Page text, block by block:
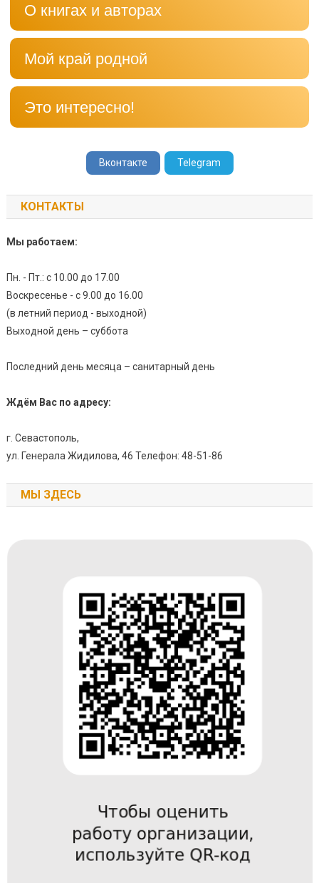
О книгах и авторах
Мой край родной
Это интересно!
Вконтакте Telegram
КОНТАКТЫ
Мы работаем:
Пн. - Пт.: с 10.00 до 17.00
Воскресенье - с 9.00 до 16.00
(в летний период - выходной)
Выходной день – суббота
Последний день месяца – санитарный день
Ждём Вас по адресу:
г. Севастополь,
ул. Генерала Жидилова, 46 Телефон: 48-51-86
МЫ ЗДЕСЬ